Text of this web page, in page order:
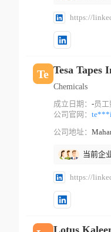
https://
Te Tesa Tapes
Chemicals
成立日期： -员工
公司官网：
公司地址：
当前企
https://